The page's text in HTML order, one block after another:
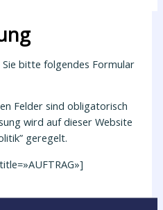
bitte folgendes Formular
Felder sind obligatorisch
wird auf dieser Website
geregelt.